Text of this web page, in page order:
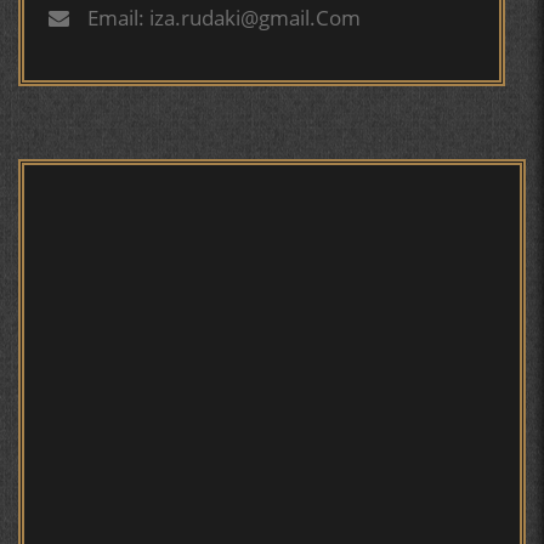
БЕРУНӢ ВА НАВРӮЗИ АҶАМ
Email: iza.rudaki@gmail.Com